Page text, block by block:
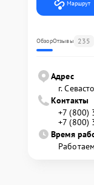
Маршрут
ОбзорОтзывы 235
Адрес
г.
Контакты
+7 (800)
+7 (800)
Время